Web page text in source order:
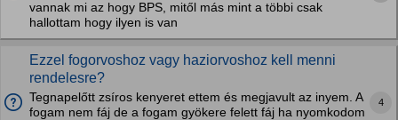
vannak mi az hogy BPS, mitől más mint a többi csak
hallottam hogy ilyen is van
Ezzel fogorvoshoz vagy haziorvoshoz kell menni
rendelesre?
Tegnapelőtt zsíros kenyeret ettem és megjavult az inyem. A
fogam nem fáj de a fogam gyökere felett fáj ha nyomkodom
4